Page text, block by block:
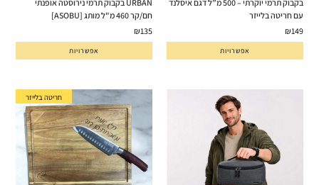
בקבוק תרמי יוקרתי – 500 מ”ל דגם איסלנד
עם חריטה בלייזר
₪149
אפשרויות
URBAN בקבוק תרמי נירוסטה אופנתי
חם/קר 460 מ"ל מותג [ASOBU]
₪135
אפשרויות
חריטה בלייזר